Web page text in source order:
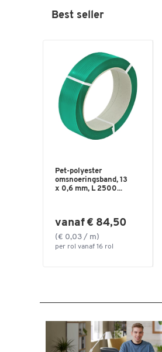
Best seller
Pet-polyester
omsnoeringsband, 13
x 0,6 mm, L 2500...
vanaf € 84,50
(€ 0,03 / m)
per rol vanaf 16 rol